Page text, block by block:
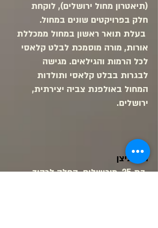
(תיאטרון מחול ירושלים), לוקחת
חלק בפרויקטים שונים במחול.
בעלת תואר ראשון במחול ממכללת
אורות, מורה מוסמכת לבלט קלאסי
לכל הרמות והגילאים. מגישה
לבגרות בבלט קלאסי ותולדות
המחול באולפנת צביה יצירתית,
ירושלים.
הלל ניצן
בת 25, מירושלים. החלה לרקוד